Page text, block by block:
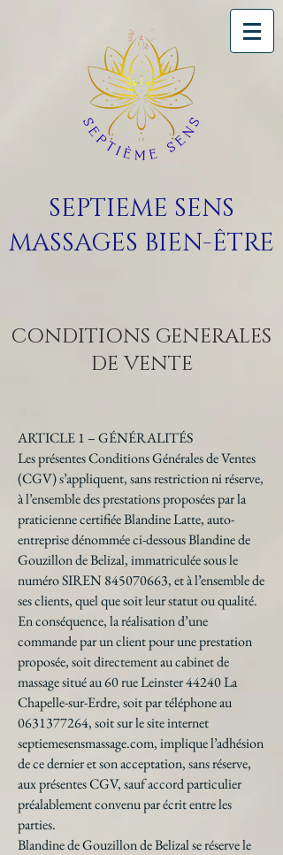
SEPTIEME SENS
MASSAGES BIEN-ÊTRE
CONDITIONS GENERALES
DE VENTE
ARTICLE 1 – GÉNÉRALITÉS
Les présentes Conditions Générales de Ventes
(CGV) s’appliquent, sans restriction ni réserve,
à l’ensemble des prestations proposées par la
praticienne certifiée Blandine Latte, auto-
entreprise dénommée ci-dessous Blandine de
Gouzillon de Belizal, immatriculée sous le
numéro SIREN845070663, et à l’ensemble de
ses clients, quel que soit leur statut ou qualité.
En conséquence, la réalisation d’une
commande par un client pour une prestation
proposée, soit directement au cabinet de
massage situé au 60 rue Leinster 44240 La
Chapelle-sur-Erdre, soit par téléphone au
0631377264, soit sur le site internet
septiemesensmassage.com, implique l’adhésion
de ce dernier et son acceptation, sans réserve,
aux présentes CGV, sauf accord particulier
préalablement convenu par écrit entre les
parties.
Blandine de Gouzillon de Belizal se réserve le